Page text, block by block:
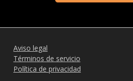
Aviso legal
Términos de servicio
Política de privacidad